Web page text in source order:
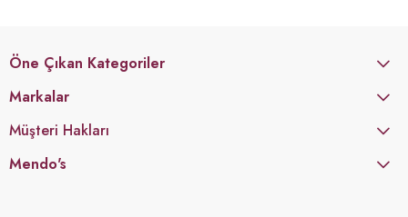
Öne Çıkan Kategoriler
Markalar
Müşteri Hakları
Mendo's